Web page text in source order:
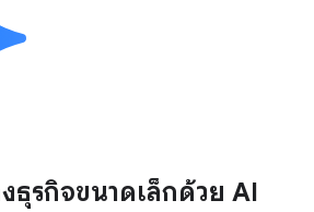
งธุรกิจขนาดเล็กด้วย AI